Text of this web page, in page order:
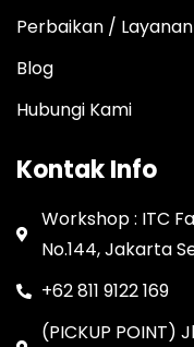
Perbaikan / Layanan
Blog
Hubungi Kami
Kontak Info
Workshop : ITC
No.144, Jakarta
+62 811 9122 169
(PICKUP POINT)